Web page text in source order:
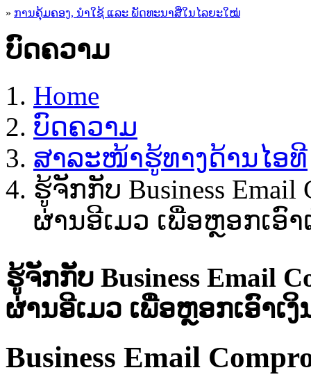
» ການຄຸ້ມຄອງ, ນໍາໃຊ້ ແລະ ພັດທະນາສື່ໃນໄລຍະໃໝ່
ບົດຄວາມ
Home
ບົດຄວາມ
ສາລະໜ້າຮູ້ທາງດ້ານໄອທີ
ຮູ້​ຈັກກັບ​ Business Email
ຜ່ານ​ອີ​ເມວ ​ເພື່ອ​ຫຼອກ​ເອົາ​
ຮູ້​ຈັກກັບ​ Business Email
ຜ່ານ​ອີ​ເມວ ​ເພື່ອ​ຫຼອກ​ເອົາ​ເ
Business Email